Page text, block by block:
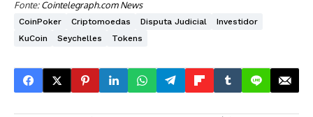
Fonte:Cointelegraph.com News
CoinPoker Criptomoedas Disputa Judicial
Investidor
KuCoin
Seychelles Tokens